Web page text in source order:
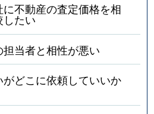
不動産の査定価格を相
したい
当者と相性が悪い
どこに依頼していいか